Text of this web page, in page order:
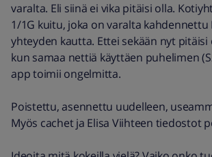
varalta. Eli siinä ei vika pitäisi olla.
1/1G kuitu, joka on varalta kahdennettu
yhteyden kautta. Ettei sekään nyt pitäisi
kun samaa nettiä käyttäen puhelimen
app toimii ongelmitta.
Poistettu, asennettu uudelleen,
Myös cachet ja Elisa Viihteen tiedostot